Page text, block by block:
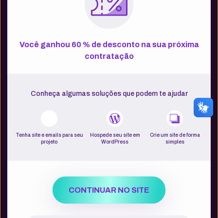
de projeto
Personalize seu servidor para atender a muitos sites
e bancos de dados com baixo custo.
contas desejar e estabeleça seus limites (ou se livre
deles, com emails ilimitados).
Você ganhou 60 % de desconto na sua próxima
contratação
Conheça algumas soluções que podem te ajudar
Tenha site e emails para seu
projeto
Hospede seu site em
WordPress
Crie um site de forma
simples
CONTINUAR NO SITE